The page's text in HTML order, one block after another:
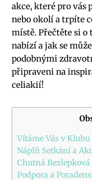
akce, které pro vás
nebo okolí a trpíte
místě. Přečtěte si
nabízí a jak se
podobnými
připraveni na
celiakií!
Vítáme Vás v
Náplň Setkání a
Chutná
Podpora a